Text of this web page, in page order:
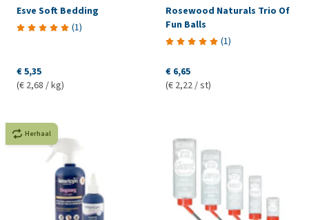
Esve Soft Bedding
(1)
€ 5,35
(€ 2,68 / kg)
Rosewood Naturals Trio Of
Fun Balls
(1)
€ 6,65
(€ 2,22 / st)
Herhaal